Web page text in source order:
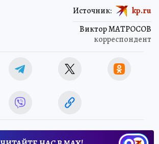
Виктор МАТРОСОВ
корреспондент
Источник: kp.ru